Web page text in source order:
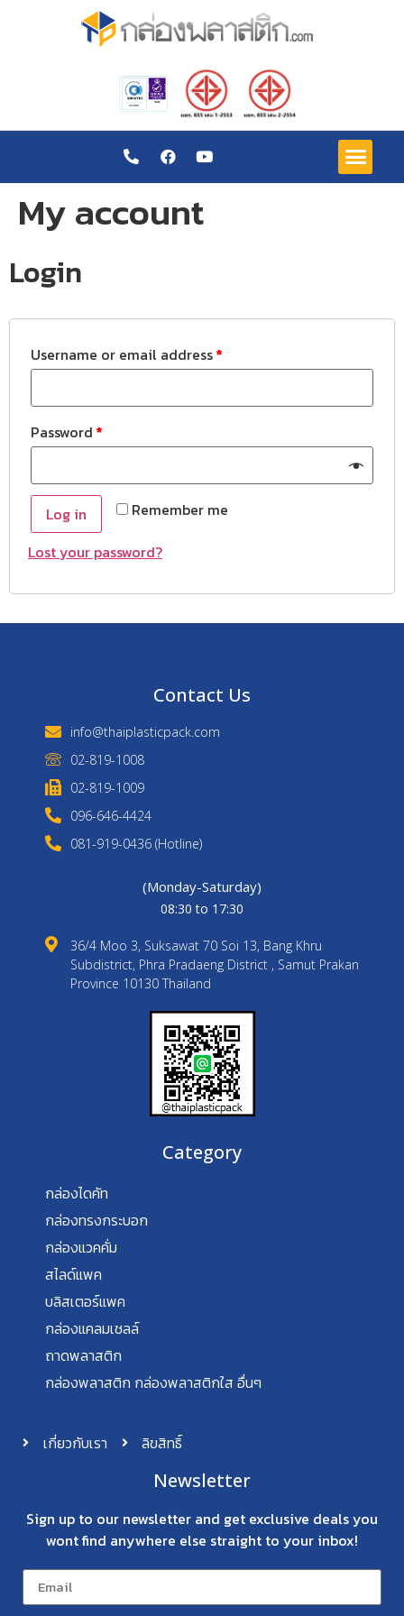
My account
Login
Username or email address*
Password *
Remember me
Log in
Lost your password?
Contact Us
info@thaiplasticpack.com
02-819-1008
02-819-1009
096-646-4424
081-919-0436 (Hotline)
(Monday-Saturday)
08:30 to 17:30
36/4 Moo 3, Suksawat 70 Soi 13, Bang Khru
Subdistrict, Phra Pradaeng District , Samut Prakan
Province 10130 Thailand
Category
กล่องไดคัท
กล่องทรงกระบอก
กล่องแวคคั่ม
สไลด์แพค
บลิสเตอร์แพค
กล่องแคลมเชลล์
ถาดพลาสติก
กล่องพลาสติก กล่องพลาสติกใส อื่นๆ
เกี่ยวกับเรา ลิขสิทธิ์
Newsletter
Sign up to our newsletter and get exclusive deals you
wont find anywhere else straight to your inbox!